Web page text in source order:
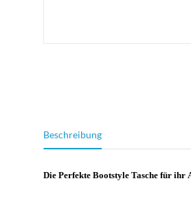
Beschreibung
Die Perfekte Bootstyle Tasche für ihr